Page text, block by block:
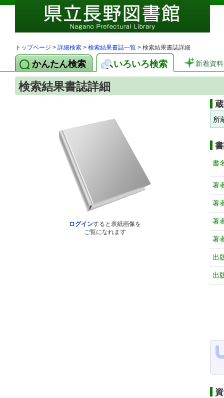
トップページ > 詳細検索 > 検索結果書誌一覧 > 検索結果書誌詳細
かんたん検索 いろいろ検索 新着資料
検索結果書誌詳細
ログインすると表紙画像を
ご覧になれます
所
書
著
著
著
著
出
出